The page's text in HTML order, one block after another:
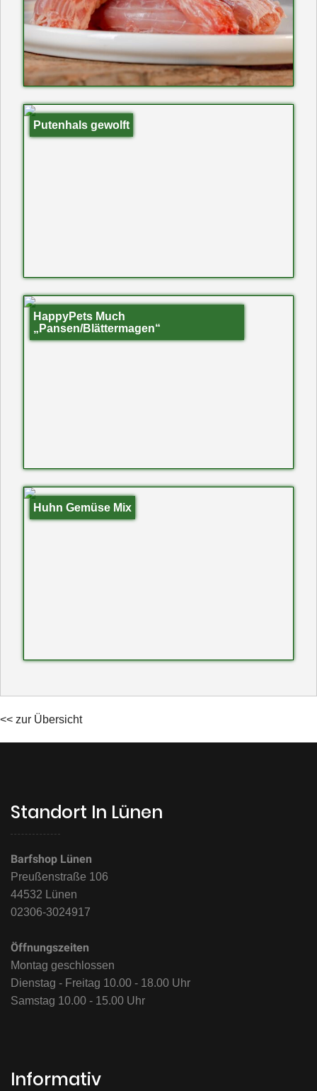
Putenhals gewolft
HappyPets Much
„Pansen/Blättermagen“
Huhn Gemüse Mix
<< zur Übersicht
Standort In Lünen
Barfshop Lünen
Preußenstraße 106
44532 Lünen
02306-3024917
Öffnungszeiten
Montag geschlossen
Dienstag - Freitag 10.00 - 18.00 Uhr
Samstag 10.00 - 15.00 Uhr
Informativ